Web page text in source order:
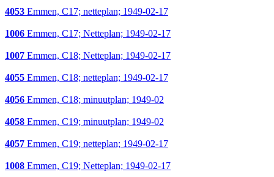
4053 Emmen, C17; netteplan; 1949-02-17
1006 Emmen, C17; Netteplan; 1949-02-17
1007 Emmen, C18; Netteplan; 1949-02-17
4055 Emmen, C18; netteplan; 1949-02-17
4056 Emmen, C18; minuutplan; 1949-02
4058 Emmen, C19; minuutplan; 1949-02
4057 Emmen, C19; netteplan; 1949-02-17
1008 Emmen, C19; Netteplan; 1949-02-17